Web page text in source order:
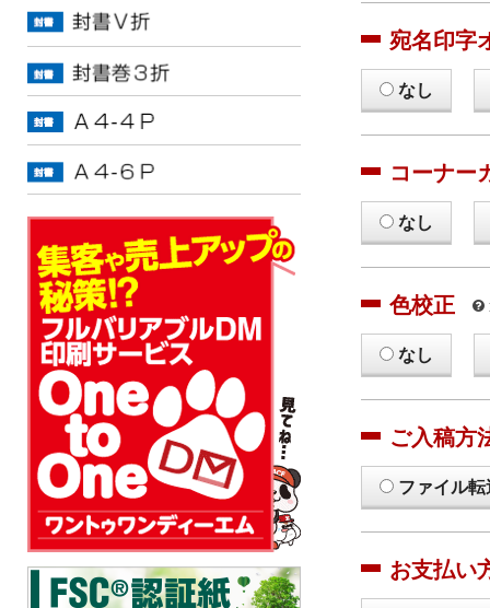
宛名印字
なし
コーナー
なし
色校正
なし
ご入稿方
ファイル
お支払い